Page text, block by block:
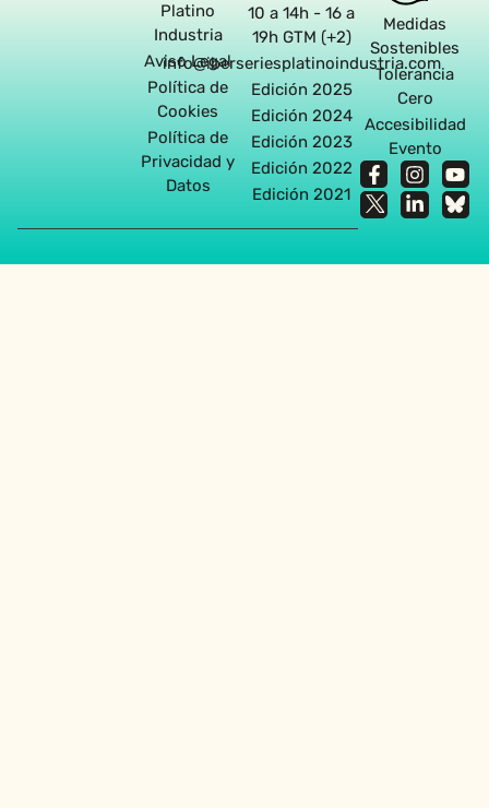
Platino
Industria
Aviso Legal
Política de
Cookies
Política de
Privacidad y
Datos
10 a 14h - 16 a
19h GTM (+2)
info@iberseriesplatinoindustria.com
Edición 2025
Edición 2024
Edición 2023
Edición 2022
Edición 2021
Medidas
Sostenibles
Tolerancia
Cero
Accesibilidad
Evento